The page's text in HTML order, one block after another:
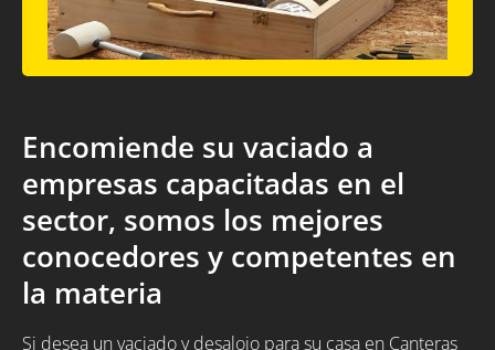
Encomiende su vaciado a
empresas capacitadas en el
sector, somos los mejores
conocedores y competentes en
la materia
Si desea un vaciado y desalojo para su casa en Canteras